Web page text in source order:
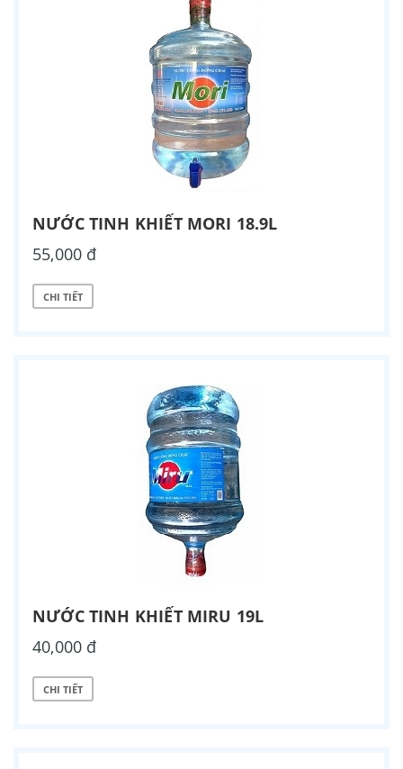
NƯỚC TINH KHIẾT MORI 18.9L
55,000 đ
CHI TIẾT
NƯỚC TINH KHIẾT MIRU 19L
40,000 đ
CHI TIẾT